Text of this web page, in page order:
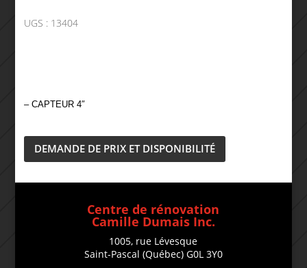
UGS : 13404
– CAPTEUR 4″
DEMANDE DE PRIX ET DISPONIBILITÉ
Centre de rénovation
Camille Dumais Inc.
1005, rue Lévesque
Saint-Pascal (Québec) G0L 3Y0